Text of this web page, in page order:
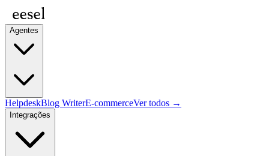
Agentes
HelpdeskBlog WriterE-commerceVer todos →
Integrações